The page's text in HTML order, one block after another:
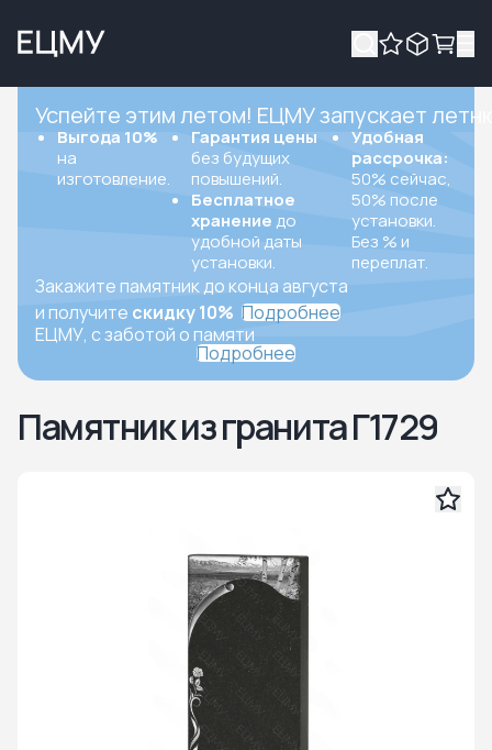
Успейте этим летом! ЕЦМУ запускает
Выгода 10%
на
изготовление.
Гарантия цены
без будущих
повышений.
Бесплатное
хранение до
удобной даты
установки.
Удобная
рассрочка:
50% сейчас,
50% после
установки.
Без % и
переплат.
Закажите памятник до конца августа
и получите скидку 10% Подробнее
ЕЦМУ, с заботой о памяти
Подробнее
Памятник из гранита Г1729